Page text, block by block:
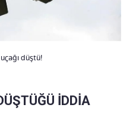
düştü!
İDDİA